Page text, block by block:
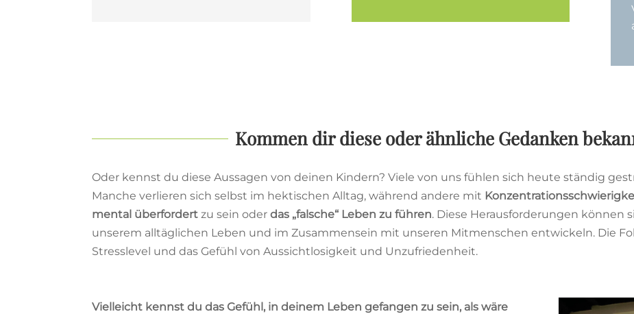
Kommen dir diese oder ähnliche Gedanken
Oder kennst du diese Aussagen von deinen Kindern? Viele von uns fühlen sich heute ständig
Manche verlieren sich selbst im hektischen Alltag, während andere mit
mental überfordert zu sein oderdas „falsche“ Leben zu führen. Diese Herausforderungen können
unserem alltäglichen Leben und im Zusammensein mit unseren Mitmenschen entwickeln. Die
Stresslevel und das Gefühl von Aussichtlosigkeit und Unzufriedenheit.
Vielleicht kennst du das Gefühl, in deinem Leben gefangen zu sein, als wäre